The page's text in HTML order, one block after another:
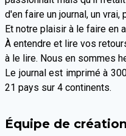
d'en faire un journal, un
Et notre plaisir à le faire en
À entendre et lire vos
à le lire. Nous en sommes
Le journal est imprimé à
21 pays sur 4 continents.
Équipe de création